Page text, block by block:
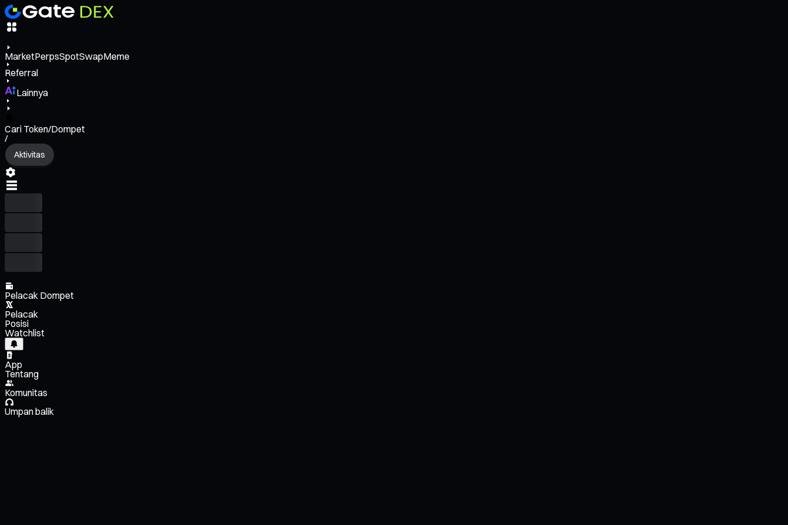
MarketPerpsSpotSwapMeme
Referral
Lainnya
Cari Token/Dompet
/
Aktivitas
Pelacak Dompet
Pelacak
Posisi
Watchlist
App
Tentang
Komunitas
Umpan balik